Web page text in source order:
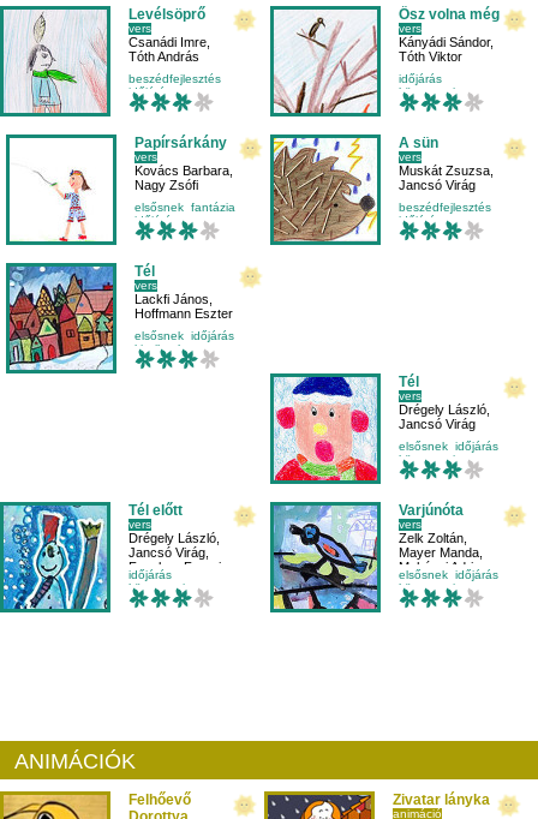
Levélsöprő
vers
Csanádi Imre
Tóth András
beszédfejlesztés
időjárás
környezetismeret
Ősz volna még
vers
Kányádi Sándor,
Tóth Viktor
időjárás
környezetismeret
másodikosnak
Papírsárkány
vers
Kovács Barbara
Nagy Zsófi
elsősnek fantázia
időjárás
környezetismeret
A sün
vers
Muskát Zsuzsa
Jancsó Virág
beszédfejlesztés
időjárás
külső világ-környezet
Tél
vers
Lackfi János
Hoffmann Eszter
elsősnek időjárás
kicsiknek
környezetismeret
Tél
vers
Drégely László
Jancsó Virág
elsősnek időjárás
környezetismeret
külső világ-környezet
Tél előtt
vers
Drégely László
Jancsó Virág
Fazekas Fruzsina
időjárás
környezetismeret
másodikosnak
Varjúnóta
vers
Zelk Zoltán
Mayer Manda
Mohácsi Adrienn
elsősnek időjárás
környezetismeret
külső világ-környezet
ANIMÁCIÓK
Felhőevő
Zivatar lányka
animáció